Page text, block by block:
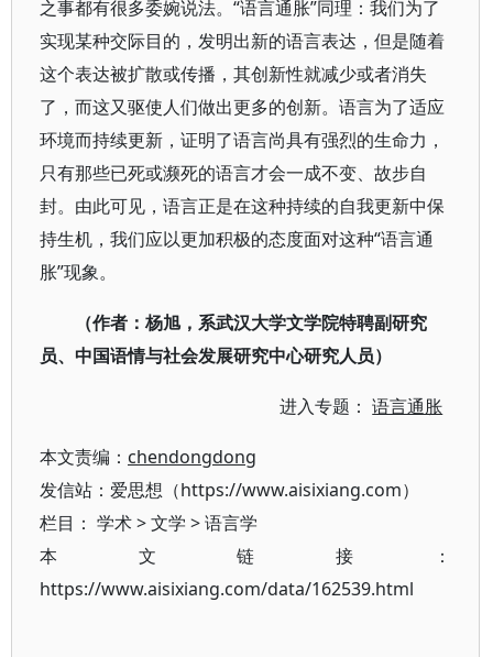
之事都有很多委婉说法。“语言通胀”同理：我们为了
实现某种交际目的，发明出新的语言表达，但是随着
这个表达被扩散或传播，其创新性就减少或者消失
了，而这又驱使人们做出更多的创新。语言为了适应
环境而持续更新，证明了语言尚具有强烈的生命力，
只有那些已死或濒死的语言才会一成不变、故步自
封。由此可见，语言正是在这种持续的自我更新中保
持生机，我们应以更加积极的态度面对这种“语言通
胀”现象。
（作者：杨旭，系武汉大学文学院特聘副研究
员、中国语情与社会发展研究中心研究人员）
进入专题：语言通胀
本文责编： chendongdong
发信站：爱思想（https://www.aisixiang.com）
栏目： 学术>文学 >语言学
本文链接：
https://www.aisixiang.com/data/162539.html